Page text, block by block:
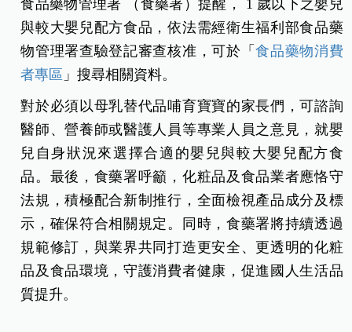
食品藥物管理署 （食藥署）提醒， 1 歲以下之嬰兒
與較大嬰兒配方食品，依法需經衛生福利部食品藥
物管理署查驗登記審查核准，可於「食品藥物消費
者專區 」搜尋相關資料。
對於必須以母乳替代品哺育寶寶的家長們，可諮詢
醫師、營養師或醫護人員等專業人員之意見，就嬰
兒自身狀況來選擇合適的嬰兒與較大嬰兒配方食
品。 最後，食藥署呼籲，化粧品及食品業者應恪守
法規，積極配合新制推行，全面檢視產品成分及標
示，確保符合相關規定。同時，食藥署將持續透過
規範修訂，與業界共同打造更安全、更透明的化粧
品及食品環境，守護消費者健康，促進國人生活品
質提升。